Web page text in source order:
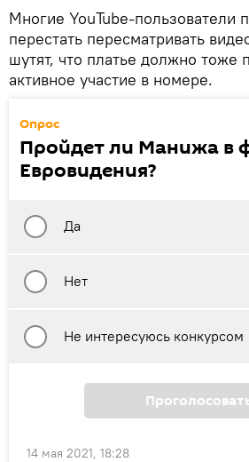
Многие YouTube-пользователи
перестать пересматривать
шутят, что платье должно тоже
активное участие в номере.
Опрос
Пройдет ли Манижа в
Евровидения?
Да
Нет
Не интересуюсь конкурсом
14 мая 2021, 18:28